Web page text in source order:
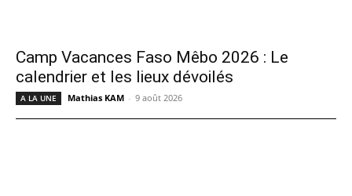
Camp Vacances Faso Mêbo 2026 : Le
calendrier et les lieux dévoilés
A LA UNE Mathias KAM - 9 août 2026